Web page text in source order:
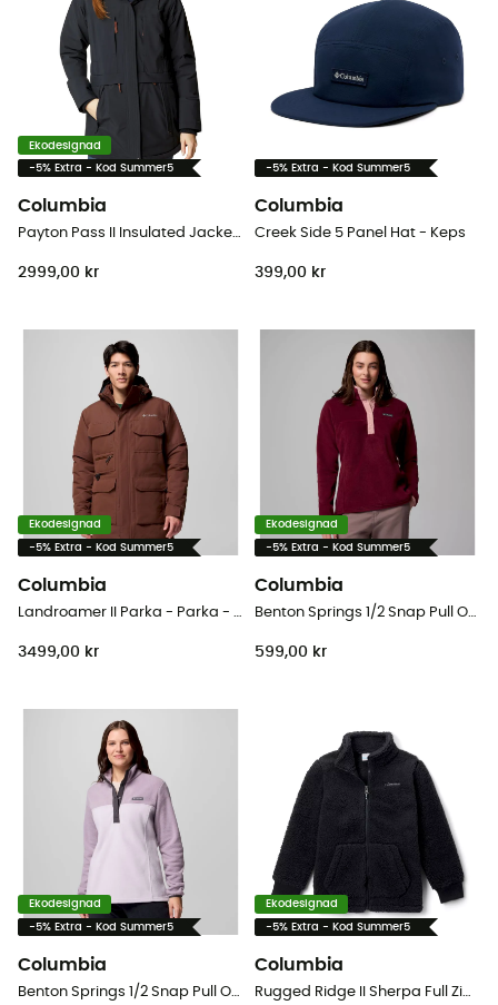
Ekodesignad
-5% Extra - Kod Summer5
Columbia
Payton Pass II Insulated Jacket - Parka - Dam
2999,00 kr
-5% Extra - Kod Summer5
Columbia
Creek Side 5 Panel Hat - Keps
399,00 kr
Ekodesignad
-5% Extra - Kod Summer5
Columbia
Landroamer II Parka - Parka - Herr
3499,00 kr
Ekodesignad
-5% Extra - Kod Summer5
Columbia
Benton Springs 1/2 Snap Pull Over II - Fleecetröjor - Dam
599,00 kr
Ekodesignad
-5% Extra - Kod Summer5
Columbia
Benton Springs 1/2 Snap Pull Over II - Fleecetröjor - Dam
Ekodesignad
-5% Extra - Kod Summer5
Columbia
Rugged Ridge II Sherpa Full Zip - Fleecetröjor - Børn